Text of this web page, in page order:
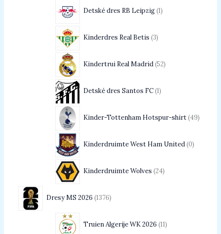
Detské dres RB Leipzig 1
Kinderdres Real Betis 3
Kindertrui Real Madrid 52
Detské dres Santos FC 1
Kinder-Tottenham Hotspur-shirt 49
Kinderdruimte West Ham United 0
Kinderdruimte Wolves 24
Dresy MS 2026 1376
Truien Algerije WK 2026 11